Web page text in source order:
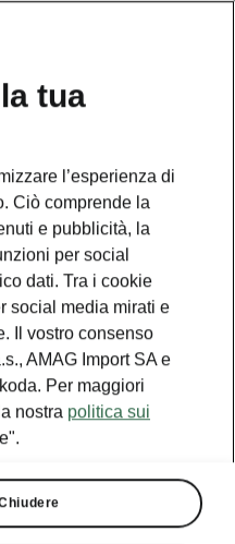
tua
l’esperienza di
Ciò comprende la
e pubblicità, la
per social
dati. Tra i cookie
social media mirati e
Il vostro consenso
AMAG Import SA e
Per maggiori
nostra politica sui